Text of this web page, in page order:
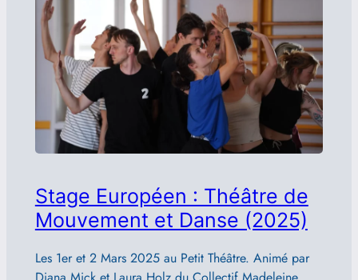
Stage Européen : Théâtre de
Mouvement et Danse (2025)
Les 1er et 2 Mars 2025 au Petit Théâtre. Animé par